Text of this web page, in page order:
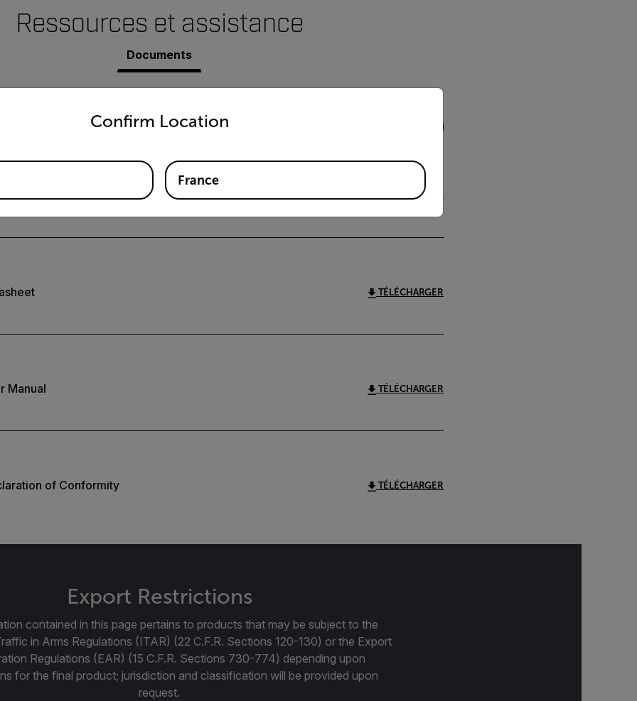
Ressources et assistance
Documents
de la Extech 40130 TÉLÉCHARGER
TÉLÉCHARGER
Manual TÉLÉCHARGER
of Conformity TÉLÉCHARGER
Export Restrictions
contained in this page pertains to products that may be subject to the
in Arms Regulations (ITAR) (22 C.F.R. Sections 120-130) or the Export
Regulations (EAR) (15 C.F.R. Sections 730-774) depending upon
for the final product; jurisdiction and classification will be provided upon
request.
Confirm Location
and language from the options below to access the appropriate version of our website.
France